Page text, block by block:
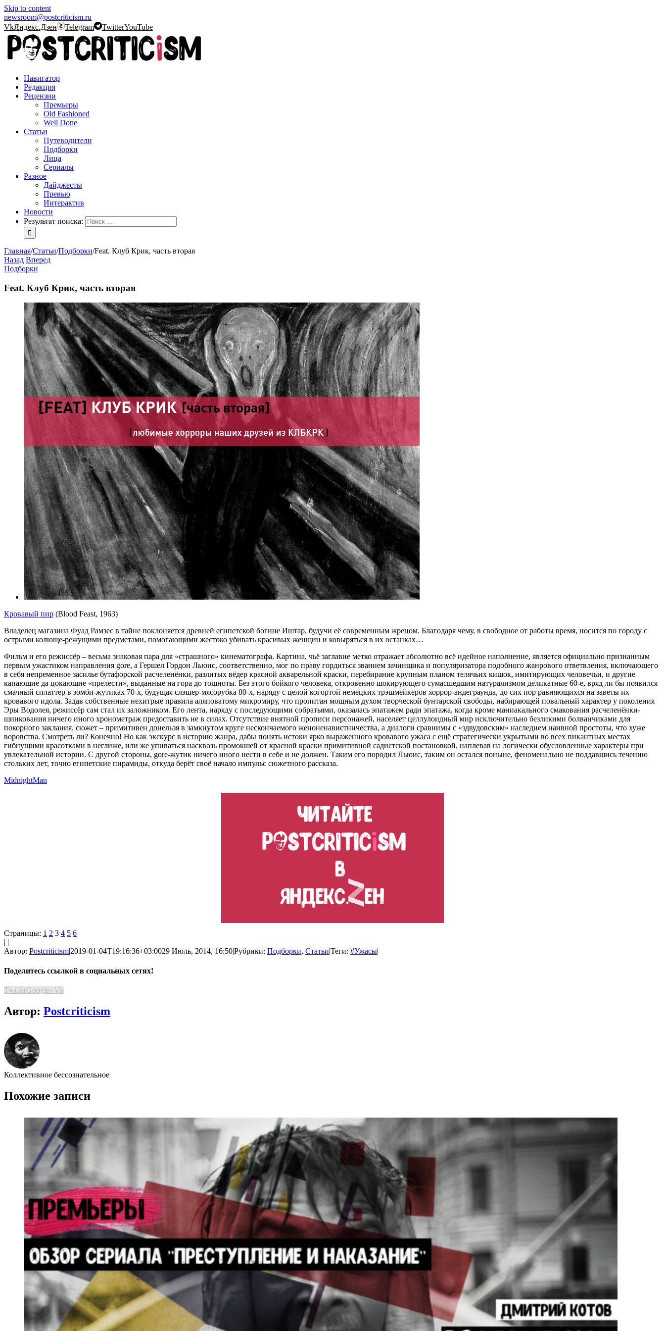
Skip to content
newsroom@postcriticism.ru
VkЯндекс.Дзен Telegram TwitterYouTube
Навигатор
Редакция
Рецензии
Премьеры
Old Fashioned
Well Done
Статьи
Путеводители
Подборки
Лица
Сериалы
Разное
Дайджесты
Превью
Интерактив
Новости
Результат поиска:
Главная/Статьи/Подборки/Feat. Клуб Крик, часть вторая
Назад Вперед
Подборки
Feat. Клуб Крик, часть вторая
Кровавый пир (Blood Feast, 1963)
Владелец магазина Фуад Рамзес в тайне поклоняется древней египетской богине Иштар, будучи её современным жрецом. Благодаря чему, в свободное от работы время, носится по городу с
острыми колюще-режущими предметами, помогающими жестоко убивать красивых женщин и ковыряться в их останках…
Фильм и его режиссёр – весьма знаковая пара для «страшного» кинематографа. Картина, чьё заглавие метко отражает абсолютно всё идейное наполнение, является официально признанным
первым ужастиком направления gore, а Гершел Гордон Льюис, соответственно, мог по праву гордиться званием зачинщика и популяризатора подобного жанрового ответвления, включающего
в себя непременное засилье бутафорской расчеленёнки, разлитых вёдер красной акварельной краски, перебирание крупным планом телячьих кишок, имитирующих человечьи, и другие
капающие да цокающие «прелести», выданные на гора до тошноты. Без этого бойкого человека, откровенно шокирующего сумасшедшим натурализмом деликатные 60-е, вряд ли бы появился
смачный сплаттер в зомби-жутиках 70-х, будущая слэшер-мясорубка 80-х, наряду с целой когортой немецких трэшмейкеров хоррор-андеграунда, до сих пор равняющихся на заветы их
кровавого идола. Задав собственные нехитрые правила аляповатому микромиру, что пропитан мощным духом творческой бунтарской свободы, набирающей повальный характер у поколения
Эры Водолея, режиссёр сам стал их заложником. Его лента, наряду с последующими собратьями, оказалась эпатажем ради эпатажа, когда кроме маниакального смакования расчеленёнки-
шинкования ничего иного хронометраж предоставить не в силах. Отсутствие внятной прописи персонажей, населяет целлулоидный мир исключительно безликими болванчиками для
покорного заклания, сюжет – примитивен донельзя в замкнутом круге нескончаемого женоненавистничества, а диалоги сравнимы с «эдвудовским» наследием наивной простоты, что хуже
воровства. Смотреть ли? Конечно! Но как экскурс в историю жанра, дабы понять истоки ярко выраженного кровавого ужаса с ещё стратегически укрытыми во всех пикантных местах
гибнущими красотками в неглиже, или же упиваться насквозь промокшей от красной краски примитивной садистской постановкой, наплевав на логически обусловленные характеры при
увлекательной истории. С другой стороны, gore-жутик ничего иного нести в себе и не должен. Таким его породил Льюис, таким он остался поныне, феноменально не поддавшись течению
стольких лет, точно египетские пирамиды, откуда берёт своё начало импульс сюжетного рассказа.
MidnightMan
Страницы: 1 2 3 4 5 6
| |
Автор: Postcriticism|2019-01-04T19:16:36+03:0029 Июль, 2014, 16:50|Рубрики: Подборки, Статьи|Теги: #Ужасы|
Поделитесь ссылкой в социальных сетях!
TwitterGoogle+Vk
Автор: Postcriticism
Коллективное бессознательное
Похожие записи